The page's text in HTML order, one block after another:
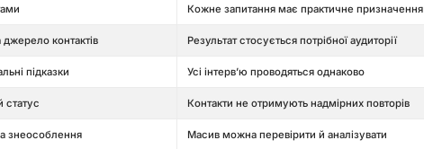
Кожне запитання має практичне призначення
контактів Результат стосується потрібної аудиторії
підказки Усі інтерв’ю проводяться однаково
статус Контакти не отримують надмірних повторів
знеособлення Масив можна перевірити й аналізувати